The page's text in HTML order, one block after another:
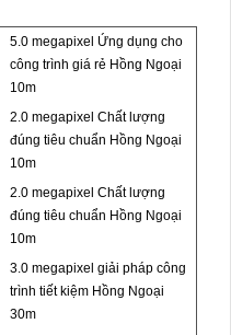
5.0 megapixel Ứng dụng cho
công trình giá rẻ Hồng Ngoại
10m
2.0 megapixel Chất lượng
đúng tiêu chuẩn Hồng Ngoại
10m
2.0 megapixel Chất lượng
đúng tiêu chuẩn Hồng Ngoại
10m
3.0 megapixel giải pháp công
trình tiết kiệm Hồng Ngoại
30m